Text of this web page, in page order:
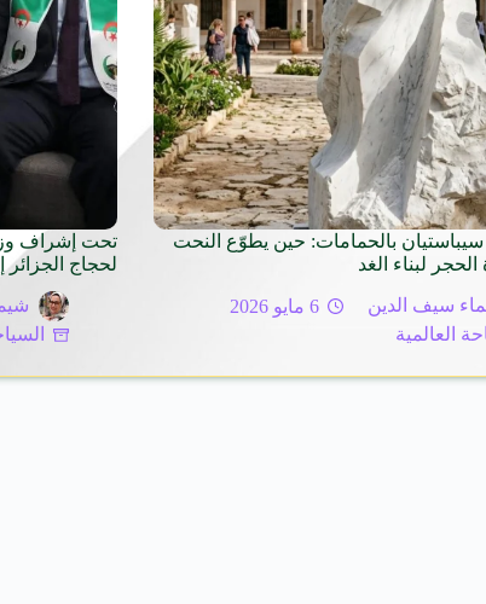
بالحمامات: حين يطوّع النحت
لبناء الغد
سيف الدين
6 مايو 2026
العالمية
تحت إشراف
لحجاج الجزائر